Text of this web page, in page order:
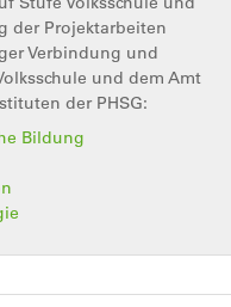
der Projektarbeiten
Verbindung und
und dem Amt
der PHSG:
Bildung